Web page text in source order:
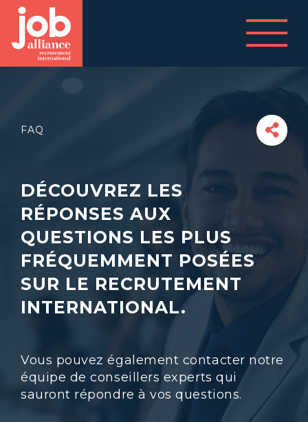
FAQ
DÉCOUVREZ LES
RÉPONSES AUX
QUESTIONS LES PLUS
FRÉQUEMMENT POSÉES
SUR LE RECRUTEMENT
INTERNATIONAL.
Vous pouvez également contacter notre
équipe de conseillers experts qui
sauront répondre à vos questions.